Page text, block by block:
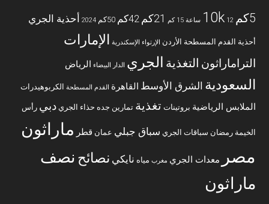
5كم 10k 12 ساعة 15 كم 21كم 42كم 50كم 2024 أحذية الجري
أحذية القدم المسطحة الأردن الإرتواء الإسكندرية الإمارات
التراماراثون التغذية الجري الدار البيضاء الرياض
السعودية الشرق الأوسط القاهرة القدم المسطحة الكربوهيدرات
الملابس الرياضية بروتينات تغذية تمارين جده حذاء الجري دبي رأس
الخيمة رمضان سباقات الجري سباق جبلي عمان قطر ماراثون
مصر معدات الجري مغرب مياه نايكي نصائح نصف
ماراثون